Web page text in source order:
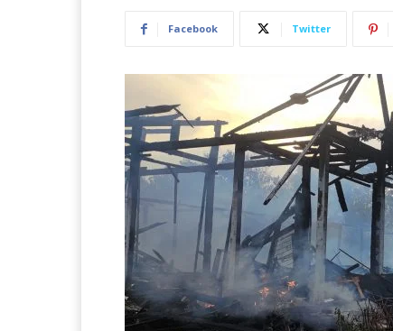
Facebook Twitter